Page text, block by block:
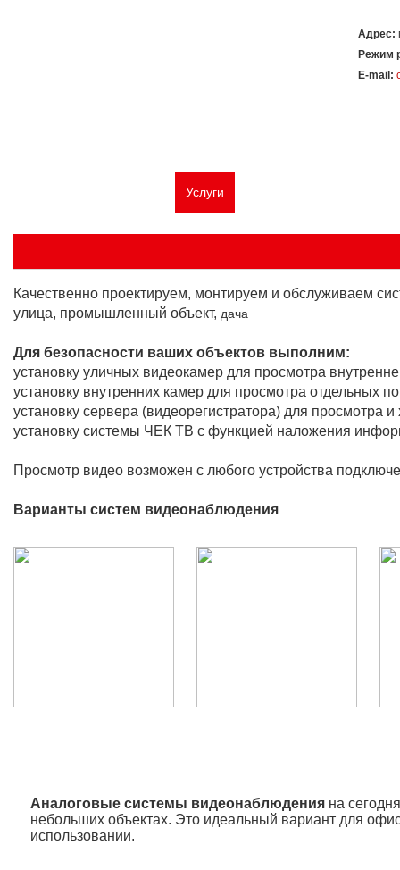
Адрес:
Режим
E-mail:
Услуги
Качественно проектируем, монтируем и обслуживаем
улица, промышленный объект, дача
Для безопасности ваших объектов выполним:
установку уличных видеокамер для просмотра
установку внутренних камер для просмотра отдельных
установку сервера (видеорегистратора) для просмотра
установку системы ЧЕК ТВ с функцией наложения
Просмотр видео возможен с любого устройства
Варианты систем видеонаблюдения
Аналоговые системы видеонаблюдения на
небольших объектах. Это идеальный вариант для
использовании.